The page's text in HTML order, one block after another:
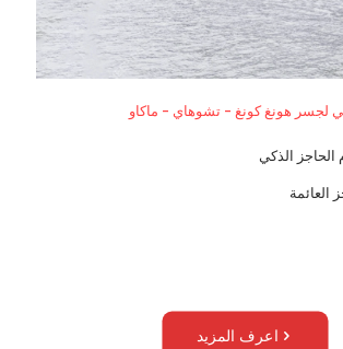
لجسر هونغ كونغ - تشوهاي - ماكاو
الحاجز الذكي
العائمة
اعرف المزيد